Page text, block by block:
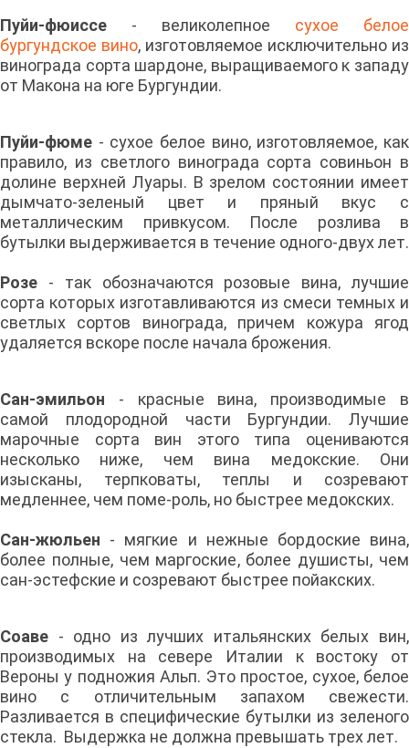
Пуйи-фюиссе - великолепное сухое белое
бургундское вино, изготовляемое исключительно из
винограда сорта шардоне, выращиваемого к западу
от Макона на юге Бургундии.
Пуйи-фюме - сухое белое вино, изготовляемое, как
правило, из светлого винограда сорта совиньон в
долине верхней Луары. В зрелом состоянии имеет
дымчато-зеленый цвет и пряный вкус с
металлическим привкусом. После розлива в
бутылки выдерживается в течение одного-двух лет.
Розе - так обозначаются розовые вина, лучшие
сорта которых изготавливаются из смеси темных и
светлых сортов винограда, причем кожура ягод
удаляется вскоре после начала брожения.
Сан-эмильон - красные вина, производимые в
самой плодородной части Бургундии. Лучшие
марочные сорта вин этого типа оцениваются
несколько ниже, чем вина медокские. Они
изысканы, терпковаты, теплы и созревают
медленнее, чем поме-роль, но быстрее медокских.
Сан-жюльен - мягкие и нежные бордоские вина,
более полные, чем маргоские, более душисты, чем
сан-эстефские и созревают быстрее пойакских.
Соаве - одно из лучших итальянских белых вин,
производимых на севере Италии к востоку от
Вероны у подножия Альп. Это простое, сухое, белое
вино с отличительным запахом свежести.
Разливается в специфические бутылки из зеленого
стекла. Выдержка не должна превышать трех лет.